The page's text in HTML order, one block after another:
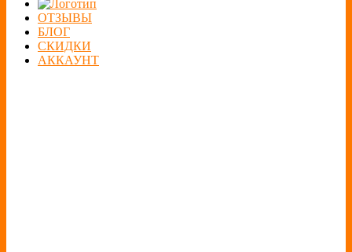
ОТЗЫВЫ
БЛОГ
СКИДКИ
АККАУНТ